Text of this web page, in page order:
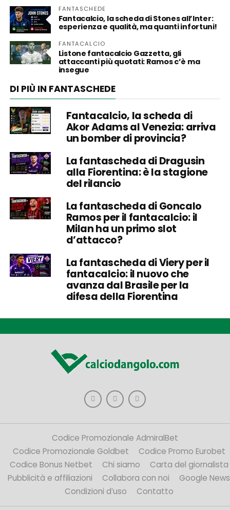
FANTASCHEDE
Fantacalcio, la scheda di Stones all’Inter:
esperienza e qualità, ma quanti infortuni!
FANTACALCIO
Listone fantacalcio Gazzetta, gli
attaccanti più quotati: Ramos c’è ma
insegue
DI PIÙ IN FANTASCHEDE
Fantacalcio, la scheda di
Akor Adams al Venezia: arriva
un bomber di provincia?
La fantascheda di Dragusin
alla Fiorentina: è la stagione
del rilancio
La fantascheda di Goncalo
Ramos per il fantacalcio: il
Milan ha un primo slot
d’attacco?
La fantascheda di Viery per il
fantacalcio: il nuovo che
avanza dal Brasile per la
difesa della Fiorentina
Codice Promozionale AdmiralBet
Codice Promozionale Goldbet
Codice Promo Eurobet
Codice Bonus Netbet
Chi siamo
Carta del giornalista
Pubblicità e affiliazioni
Collabora con noi
Google News
Condizioni d’uso
Contatto